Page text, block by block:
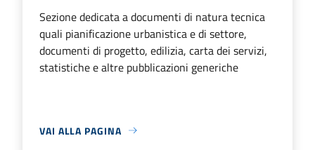
Sezione dedicata a documenti di natura tecnica
quali pianificazione urbanistica e di settore,
documenti di progetto, edilizia, carta dei servizi,
statistiche e altre pubblicazioni generiche
VAI ALLA PAGINA